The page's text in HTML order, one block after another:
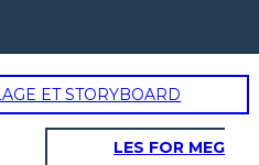
ET STORYBOARD
LES FOR MEG